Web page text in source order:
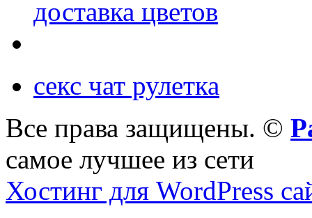
доставка цветов
секс чат рулетка
Все права защищены. ©
самое лучшее из сети
Хостинг для WordPress